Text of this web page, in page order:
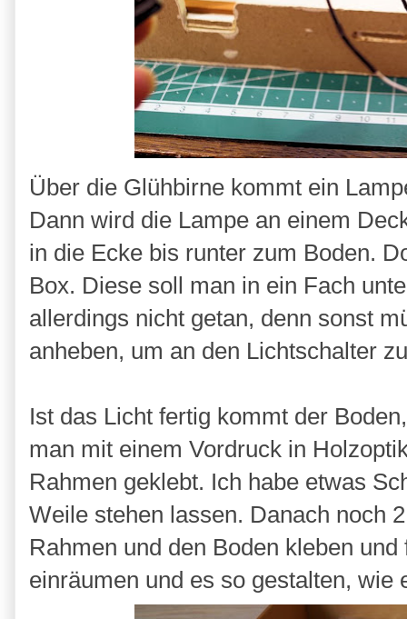
Über die Glühbirne kommt ein
Dann wird die Lampe an einem
in die Ecke bis runter zum Boden.
Box. Diese soll man in ein Fach
allerdings nicht getan, denn sonst
anheben, um an den Lichtschalter
Ist das Licht fertig kommt der
man mit einem Vordruck in
Rahmen geklebt. Ich habe etwas
Weile stehen lassen. Danach noch
Rahmen und den Boden kleben
einräumen und es so gestalten,